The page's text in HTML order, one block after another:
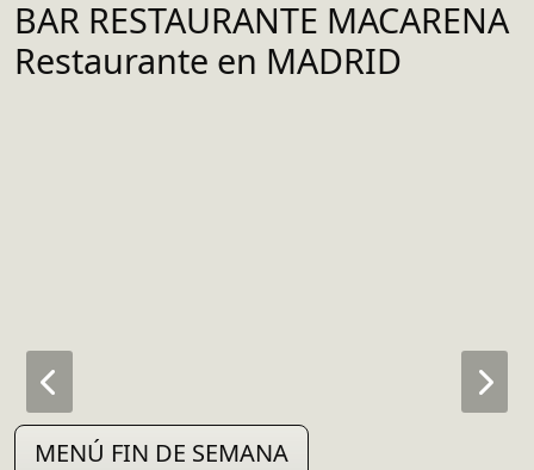
BAR RESTAURANTE MACARENA
Restaurante en MADRID
MENÚ FIN DE SEMANA